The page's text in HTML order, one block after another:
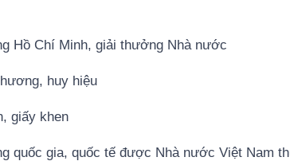
Hồ Chí Minh, giải thưởng Nhà nước
huy hiệu
giấy khen
quốc gia, quốc tế được Nhà nước Việt Nam